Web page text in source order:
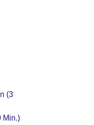
(3
Min.)